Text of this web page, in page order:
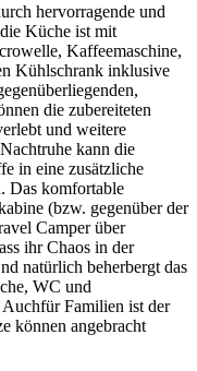
hervorragende und
Küche ist mit
Kaffeemaschine,
Kühlschrank inklusive
die zubereiteten
und weitere
kann die
in eine zusätzliche
Das komfortable
(bzw. gegenüber der
Camper über
ihr Chaos in der
natürlich beherbergt das
WC und
Auchfür Familien ist der
können angebracht